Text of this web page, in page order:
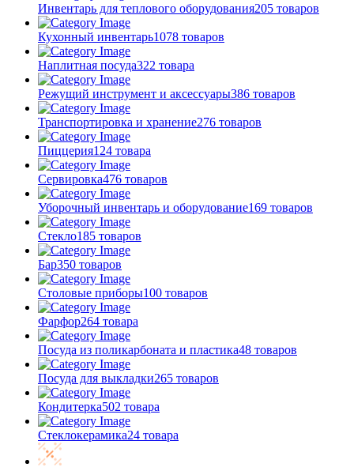
Инвентарь для теплового оборудования205 товаров
Кухонный инвентарь1078 товаров
Наплитная посуда322 товара
Режущий инструмент и аксессуары386 товаров
Транспортировка и хранение276 товаров
Пиццерия124 товара
Сервировка476 товаров
Уборочный инвентарь и оборудование169 товаров
Стекло185 товаров
Бар350 товаров
Столовые приборы100 товаров
Фарфор264 товара
Посуда из поликарбоната и пластика48 товаров
Посуда для выкладки265 товаров
Кондитерка502 товара
Стеклокерамика24 товара